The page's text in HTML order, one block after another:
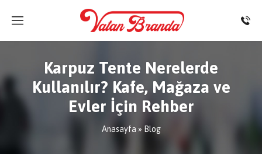
Karpuz Tente Nerelerde
Kullanılır? Kafe, Mağaza ve
Evler İçin Rehber
Anasayfa » Blog